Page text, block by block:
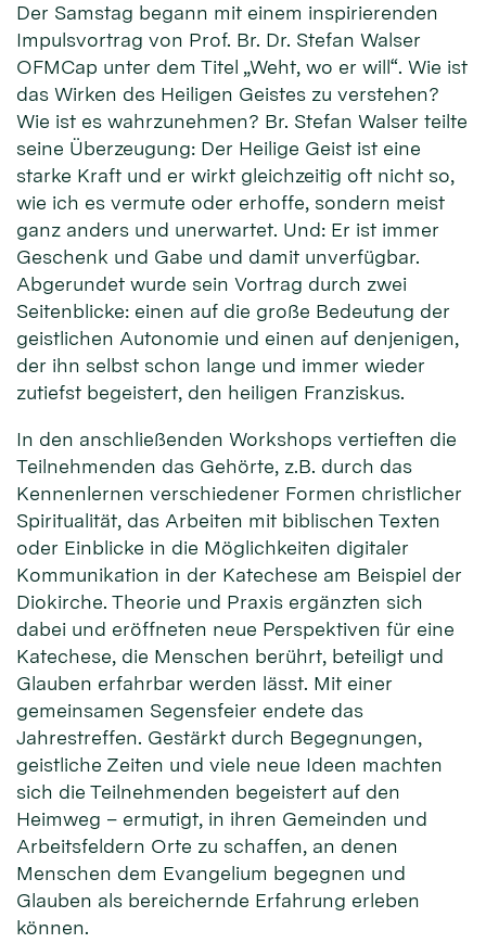
Der Samstag begann mit einem inspirierenden
Impulsvortrag von Prof. Br. Dr. Stefan Walser
OFMCap unter dem Titel „Weht, wo er will“. Wie ist
das Wirken des Heiligen Geistes zu verstehen?
Wie ist es wahrzunehmen? Br. Stefan Walser teilte
seine Überzeugung: Der Heilige Geist ist eine
starke Kraft und er wirkt gleichzeitig oft nicht so,
wie ich es vermute oder erhoffe, sondern meist
ganz anders und unerwartet. Und: Er ist immer
Geschenk und Gabe und damit unverfügbar.
Abgerundet wurde sein Vortrag durch zwei
Seitenblicke: einen auf die große Bedeutung der
geistlichen Autonomie und einen auf denjenigen,
der ihn selbst schon lange und immer wieder
zutiefst begeistert, den heiligen Franziskus.
In den anschließenden Workshops vertieften die
Teilnehmenden das Gehörte, z.B. durch das
Kennenlernen verschiedener Formen christlicher
Spiritualität, das Arbeiten mit biblischen Texten
oder Einblicke in die Möglichkeiten digitaler
Kommunikation in der Katechese am Beispiel der
Diokirche. Theorie und Praxis ergänzten sich
dabei und eröffneten neue Perspektiven für eine
Katechese, die Menschen berührt, beteiligt und
Glauben erfahrbar werden lässt. Mit einer
gemeinsamen Segensfeier endete das
Jahrestreffen. Gestärkt durch Begegnungen,
geistliche Zeiten und viele neue Ideen machten
sich die Teilnehmenden begeistert auf den
Heimweg – ermutigt, in ihren Gemeinden und
Arbeitsfeldern Orte zu schaffen, an denen
Menschen dem Evangelium begegnen und
Glauben als bereichernde Erfahrung erleben
können.